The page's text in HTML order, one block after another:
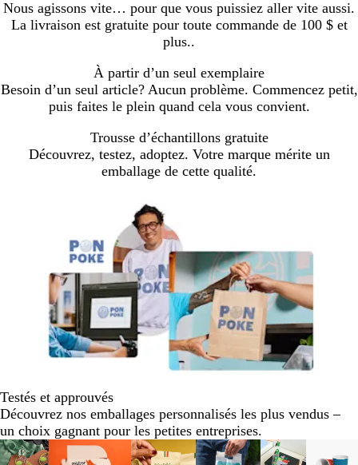
Nous agissons vite… pour que vous puissiez aller vite aussi.
La livraison est gratuite pour toute commande de 100 $ et
plus..
À partir d’un seul exemplaire
Besoin d’un seul article? Aucun problème. Commencez petit,
puis faites le plein quand cela vous convient.
Trousse d’échantillons gratuite
Découvrez, testez, adoptez. Votre marque mérite un
emballage de cette qualité.
Testés et approuvés
Découvrez nos emballages personnalisés les plus vendus –
un choix gagnant pour les petites entreprises.
Nouvelles optionsNouveau prix basNouveau prix bas
Diapositives